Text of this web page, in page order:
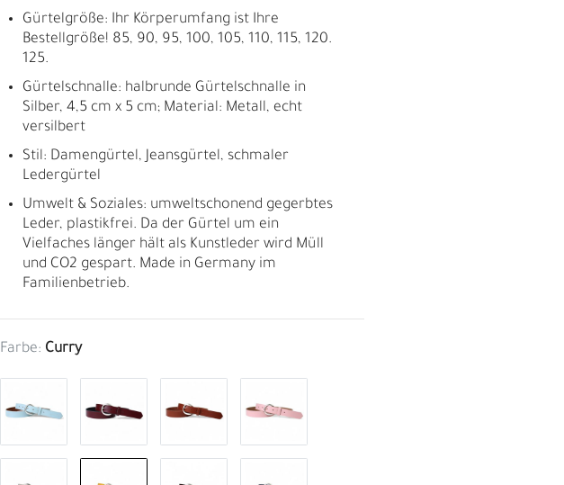
Gürtelgröße: Ihr Körperumfang ist Ihre
Bestellgröße! 85, 90, 95, 100, 105, 110, 115, 120.
125.
Gürtelschnalle: halbrunde Gürtelschnalle in
Silber, 4,5 cm x 5 cm; Material: Metall, echt
versilbert
Stil: Damengürtel, Jeansgürtel, schmaler
Ledergürtel
Umwelt & Soziales: umweltschonend gegerbtes
Leder, plastikfrei. Da der Gürtel um ein
Vielfaches länger hält als Kunstleder wird Müll
und CO2 gespart. Made in Germany im
Familienbetrieb.
Farbe: Curry